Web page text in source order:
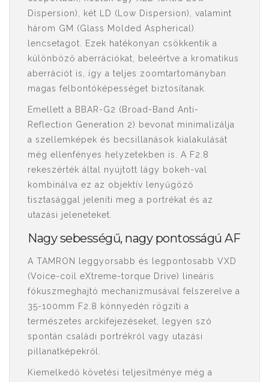
Dispersion), két LD (Low Dispersion), valamint
három GM (Glass Molded Aspherical)
lencsetagot. Ezek hatékonyan csökkentik a
különböző aberrációkat, beleértve a kromatikus
aberrációt is, így a teljes zoomtartományban
magas felbontóképességet biztosítanak.
Emellett a BBAR-G2 (Broad-Band Anti-
Reflection Generation 2) bevonat minimalizálja
a szellemképek és becsillanások kialakulását
még ellenfényes helyzetekben is. A F2.8
rekeszérték által nyújtott lágy bokeh-val
kombinálva ez az objektív lenyűgöző
tisztasággal jeleníti meg a portrékat és az
utazási jeleneteket.
Nagy sebességű, nagy pontosságú AF
A TAMRON leggyorsabb és legpontosabb VXD
(Voice-coil eXtreme-torque Drive) lineáris
fókuszmeghajtó mechanizmusával felszerelve a
35-100mm F2.8 könnyedén rögzíti a
természetes arckifejezéseket, legyen szó
spontán családi portrékról vagy utazási
pillanatképekről.
Kiemelkedő követési teljesítménye még a